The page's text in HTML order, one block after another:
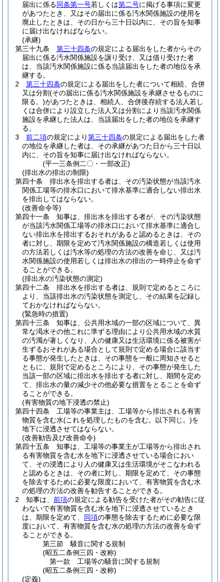
届出に係る同条第一号若しくは第二号に掲げる事項に変更
があつたとき、又はその届出に係る汚水関係施設の使用を
廃止したときは、その日から三十日以内に、その旨を知事
に届け出なければならない。
(承継)
第三十九条
第三十四条の規定による届出をした者からその
届出に係る汚水関係施設を譲り受け、又は借り受けた者
は、当該汚水関係施設に係る当該届出をした者の地位を承
継する。
2
第三十四条の規定による届出をした者について相続、合併
又は分割(その届出に係る汚水関係施設を承継させるものに
限る。)があつたときは、相続人、合併後存続する法人若し
くは合併により設立した法人又は分割により当該汚水関係
施設を承継した法人は、当該届出をした者の地位を承継す
る。
3
前二項の規定により第三十四条の規定による届出をした者
の地位を承継した者は、その承継があつた日から三十日以
内に、その旨を知事に届け出なければならない。
(平一三条例二〇・一部改正)
(排出水の排出の制限)
第四十条
排出水を排出する者は、その汚染状態が当該汚水
関係工場等の排水口において排水基準に適合しない排出水
を排出してはならない。
(改善命令等)
第四十一条
知事は、排出水を排出する者が、その汚染状態
が当該汚水関係工場等の排水口において排水基準に適合し
ない排出水を排出するおそれがあると認めるときは、その
者に対し、期限を定めて汚水関係施設の構造若しくは使用
の方法若しくは汚水等の処理の方法の改善を命じ、又は汚
水関係施設の使用若しくは排出水の排出の一時停止を命ず
ることができる。
(排出水の汚染状態の測定)
第四十二条
排出水を排出する者は、規則で定めるところに
より、当該排出水の汚染状態を測定し、その結果を記録し
ておかなければならない。
(緊急時の措置)
第四十三条
知事は、公共用水域の一部の区域について、異
常な渇水その他これに準ずる理由により公共用水域の水質
の汚濁が著しくなり、人の健康又は生活環境に係る被害が
生ずるおそれがある場合として規則で定める場合に該当す
る事態が発生したときは、その事態を一般に周知させると
ともに、規則で定めるところにより、その事態が発生した
当該一部の区域に排出水を排出する者に対し、期間を定め
て、排出水の量の減少その他必要な措置をとることを命ず
ることができる。
(有害物質の地下浸透の禁止)
第四十四条
工場等の事業主は、工場等から排出される有害
物質を含む水(これを処理したものを含む。以下同じ。)を
地下に浸透させてはならない。
(改善勧告及び改善命令)
第四十五条
知事は、工場等の事業主が工場等から排出され
る有害物質を含む水を地下に浸透させている場合におい
て、その浸透により人の健康又は生活環境がそこなわれる
と認めるときは、その者に対し、期限を定めて、その事態
を除去するために必要な限度において、有害物質を含む水
の処理の方法の改善を勧告することができる。
2
知事は、 前項の規定による勧告を受けた者がその勧告に従
わないで有害物質を含む水を地下に浸透させているとき
は、期限を定めて、 同項の事態を除去するために必要な限
度において、有害物質を含む水の処理の方法の改善を命ず
ることができる。
第三節
騒音に関する規制
(昭五二条例三四・改称)
第一款
工場等の騒音に関する規制
(昭五二条例三四・改称)
(定義)